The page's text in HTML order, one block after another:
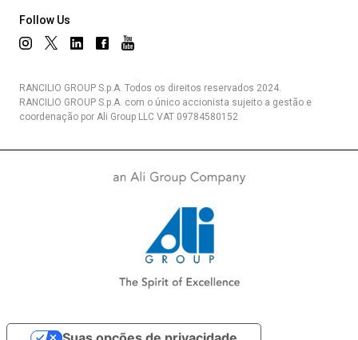
Follow Us
RANCILIO GROUP S.p.A. Todos os direitos reservados 2024.
RANCILIO GROUP S.p.A. com o único accionista sujeito a gestão e
coordenação por Ali Group LLC VAT 09784580152